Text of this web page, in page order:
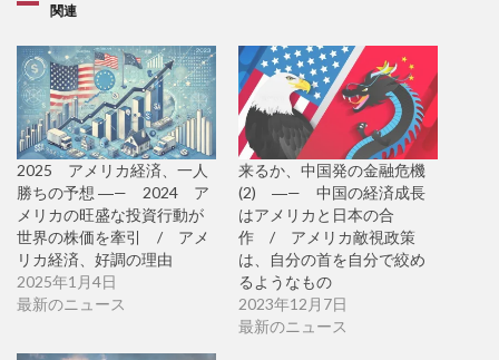
関連
2025 アメリカ経済、一人
勝ちの予想 ―— 2024 ア
メリカの旺盛な投資行動が
世界の株価を牽引 / アメ
リカ経済、好調の理由
2025年1月4日
最新のニュース
来るか、中国発の金融危機
(2) ―— 中国の経済成長
はアメリカと日本の合
作 / アメリカ敵視政策
は、自分の首を自分で絞め
るようなもの
2023年12月7日
最新のニュース